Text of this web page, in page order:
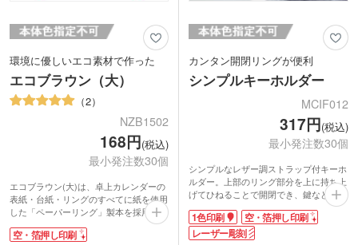
環境に優しいエコ素材で作った
エコブラウン（大）
2
NZB1502
168円(税込)
最小発注数30個
エコブラウン(大)は、卓上カレンダーの
表紙・台紙・リングのすべてに紙を使用
した「ペーパーリング」製本を採用。可
燃ゴミまたは資源ゴミとして扱える、地
球にやさしいエコ製品です。落ち着いた
空・箔押し印刷
カンタン開閉リングが便利
シンプルキーホルダー
MCIF012
317円(税込)
最小発注数30個
シンプルなレザー調ストラップ付キーホ
ルダー。上部のリング部分を上に持ち上
げてひねることで開閉でき、鍵などを簡
単に取り付けられます。ミニダブルリン
グも付属しているので、たくさんキーホ
ルダーを付けたい人にも便利です。
1色印刷
空・箔押し印刷
レーザー彫刻